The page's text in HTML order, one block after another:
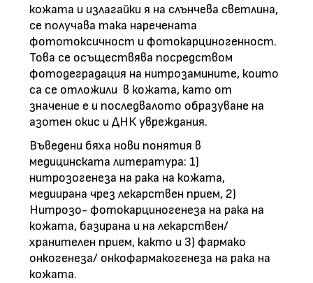
кожата и излагайки я на слънчева светлина,
се получава така наречената
фототоксичност и фотокарциногенност.
Това се осъществява посредством
фотодеградация на нитрозамините, които
са се отложили в кожата, като от
значение е и последвалото образуване на
азотен окис и ДНК увреждания.
Въведени бяха нови понятия в
медицинската литература: 1)
нитрозогенеза на рака на кожата,
медиирана чрез лекарствен прием, 2)
Нитрозо- фотокарциногенеза на рака на
кожата, базирана и на лекарствен/
хранителен прием, както и 3) фармако
онкогенеза/ онкофармакогенеза на рака на
кожата.